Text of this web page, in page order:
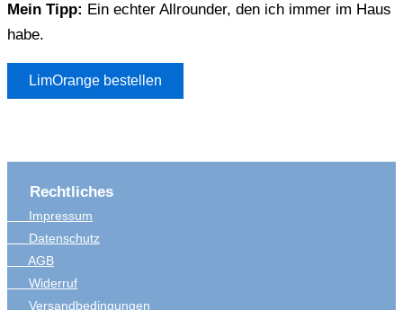
Mein Tipp: Ein echter Allrounder, den ich immer im Haus
habe.
LimOrange bestellen
Rechtliches
Impressum
Datenschutz
AGB
Widerruf
Versandbedingungen